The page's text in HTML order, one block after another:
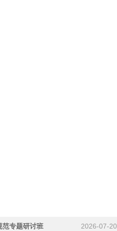
范专题研讨班 2026-07-20